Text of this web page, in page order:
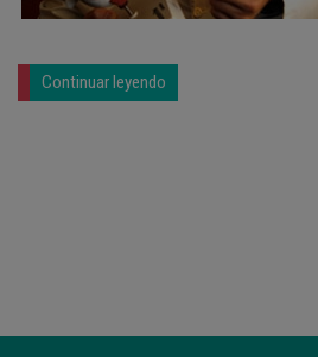
Continuar leyendo